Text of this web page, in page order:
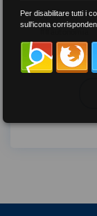
##DS
##autonomia
Per disabilitare tutti i
sull'icona